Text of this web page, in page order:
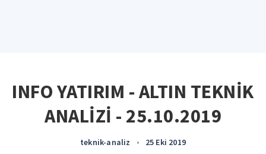
INFO YATIRIM - ALTIN TEKNİK
ANALİZİ - 25.10.2019
teknik-analiz • 25 Eki 2019